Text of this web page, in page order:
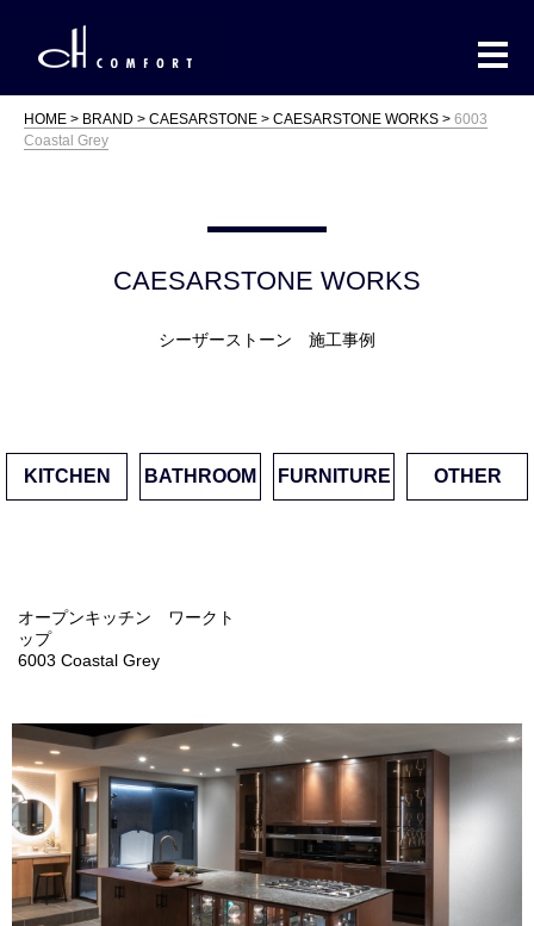
HOME BRAND CAESARSTONE CAESARSTONE WORKS
6003
Coastal Grey
CAESARSTONE WORKS
シーザーストーン 施工事例
KITCHEN BATHROOM FURNITURE OTHER
オープンキッチン ワークト
ップ
6003 Coastal Grey